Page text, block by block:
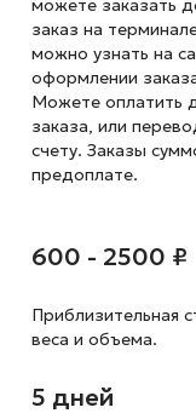
можете заказать
заказ на
можно узнать на
оформлении
Можете оплатить
заказа, или
счету. Заказы
предоплате.
600 - 2500 ₽
Приблизительная
веса и объема.
5 дней